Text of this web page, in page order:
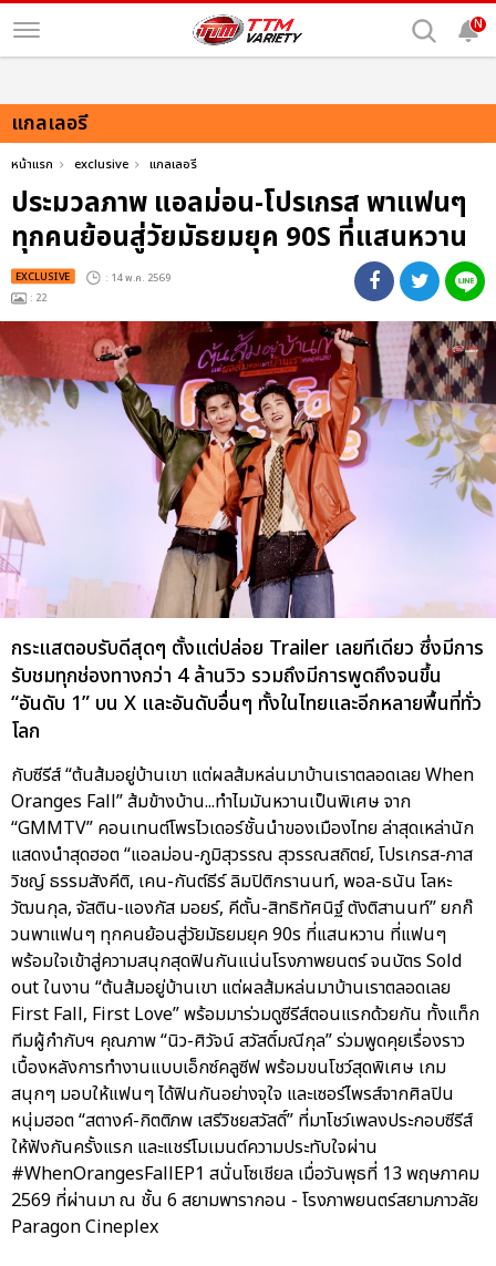
N
แกลเลอรี
หน้าแรก exclusive แกลเลอรี
ประมวลภาพ แอลม่อน-โปรเกรส พาแฟนๆ
ทุกคนย้อนสู่วัยมัธยมยุค 90S ที่แสนหวาน
EXCLUSIVE : 14 พ.ค. 2569
: 22
กระแสตอบรับดีสุดๆ ตั้งแต่ปล่อย Trailer เลยทีเดียว ซึ่งมีการ
รับชมทุกช่องทางกว่า 4 ล้านวิว รวมถึงมีการพูดถึงจนขึ้น
“อันดับ 1” บน X และอันดับอื่นๆ ทั้งในไทยและอีกหลายพื้นที่ทั่ว
โลก
กับซีรีส์ “ต้นส้มอยู่บ้านเขา แต่ผลส้มหล่นมาบ้านเราตลอดเลย When
Oranges Fall” ส้มข้างบ้าน...ทำไมมันหวานเป็นพิเศษ จาก
“GMMTV” คอนเทนต์โพรไวเดอร์ชั้นนำของเมืองไทย ล่าสุดเหล่านัก
แสดงนำสุดฮอต “แอลม่อน-ภูมิสุวรรณ สุวรรณสถิตย์, โปรเกรส-ภาส
วิชญ์ ธรรมสังคีติ, เคน-กันต์ธีร์ ลิมปิติกรานนท์, พอล-ธนัน โลหะ
วัฒนกุล, จัสติน-แองกัส มอยร์, คีตั้น-สิทธิทัศนิฐ์ ตังติสานนท์” ยกก๊
วนพาแฟนๆ ทุกคนย้อนสู่วัยมัธยมยุค 90s ที่แสนหวาน ที่แฟนๆ
พร้อมใจเข้าสู่ความสนุกสุดฟินกันแน่นโรงภาพยนตร์ จนบัตร Sold
out ในงาน “ต้นส้มอยู่บ้านเขา แต่ผลส้มหล่นมาบ้านเราตลอดเลย
First Fall, First Love” พร้อมมาร่วมดูซีรีส์ตอนแรกด้วยกัน ทั้งแท็ก
ทีมผู้กำกับฯ คุณภาพ “นิว-ศิวัจน์ สวัสดิ์มณีกุล” ร่วมพูดคุยเรื่องราว
เบื้องหลังการทำงานแบบเอ็กซ์คลูซีฟ พร้อมขนโชว์สุดพิเศษ เกม
สนุกๆ มอบให้แฟนๆ ได้ฟินกันอย่างจุใจ และเซอร์ไพรส์จากศิลปิน
หนุ่มฮอต “สตางค์-กิตติภพ เสรีวิชยสวัสดิ์” ที่มาโชว์เพลงประกอบซีรีส์
ให้ฟังกันครั้งแรก และแชร์โมเมนต์ความประทับใจผ่าน
#WhenOrangesFallEP1 สนั่นโซเชียล เมื่อวันพุธที่ 13 พฤษภาคม
2569 ที่ผ่านมา ณ ชั้น 6 สยามพารากอน - โรงภาพยนตร์สยามภาวลัย
Paragon Cineplex